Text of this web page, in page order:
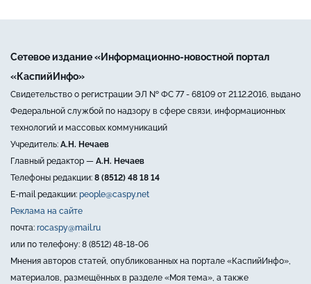
Сетевое издание «Информационно-новостной портал
«КаспийИнфо»
Свидетельство о регистрации ЭЛ № ФС 77 - 68109 от 21.12.2016, выдано
Федеральной службой по надзору в сфере связи, информационных
технологий и массовых коммуникаций
Учредитель: А.Н. Нечаев
Главный редактор — А.Н. Нечаев
Телефоны редакции: 8 (8512) 48 18 14
E-mail редакции: people@caspy.net
Реклама на сайте
почта: rocaspy@mail.ru
или по телефону: 8 (8512) 48-18-06
Мнения авторов статей, опубликованных на портале «КаспийИнфо»,
материалов, размещённых в разделе «Моя тема», а также